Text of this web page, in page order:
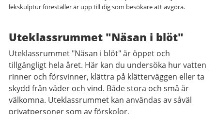
lekskulptur föreställer är upp till dig som besökare att avgöra.
Uteklassrummet "Näsan i blöt"
Uteklassrummet "Näsan i blöt" är öppet och
tillgängligt hela året. Här kan du undersöka hur vatten
rinner och försvinner, klättra på klätterväggen eller ta
skydd från väder och vind. Både stora och små är
välkomna. Uteklassrummet kan användas av såväl
privatpersoner som av förskolor.